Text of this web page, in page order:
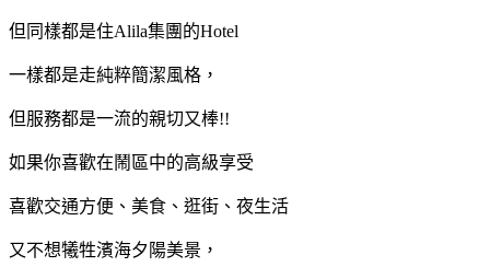
但同樣都是住Alila集團的Hotel
一樣都是走純粹簡潔風格，
但服務都是一流的親切又棒!!
如果你喜歡在鬧區中的高級享受
喜歡交通方便、美食、逛街、夜生活
又不想犧牲濱海夕陽美景，